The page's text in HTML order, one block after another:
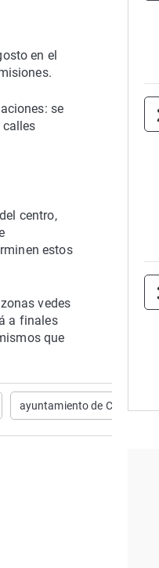
en el
se
centro,
estos
vedes
a finales
que
ayuntamiento de Ciudad Real